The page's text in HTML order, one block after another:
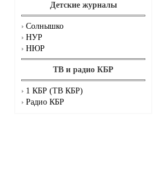
Детские журналы
Солнышко
НУР
НЮР
ТВ и радио КБР
1 КБР (ТВ КБР)
Радио КБР